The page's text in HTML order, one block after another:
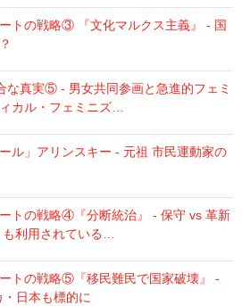
トの戦略③ 『文化マルクス主義』 - 国
な真実⑤ - 男女共同参画と急進的フェミ
カル・フェミニズ…
ール」アリンスキー - 元祖 市民運動家の
トの戦略④『分断統治』 - 保守 vs 革新
も利用されている…
トの戦略⑤『移民難民で国家破壊』 -
日本も標的に